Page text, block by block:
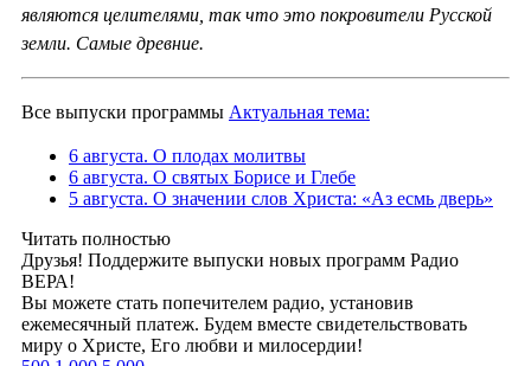
являются целителями, так что это покровители Русской
земли. Самые древние.
Все выпуски программы Актуальная тема:
6 августа. О плодах молитвы
6 августа. О святых Борисе и Глебе
5 августа. О значении слов Христа: «Аз есмь дверь»
Читать полностью
Друзья! Поддержите выпуски новых программ Радио
ВЕРА!
Вы можете стать попечителем радио, установив
ежемесячный платеж. Будем вместе свидетельствовать
миру о Христе, Его любви и милосердии!